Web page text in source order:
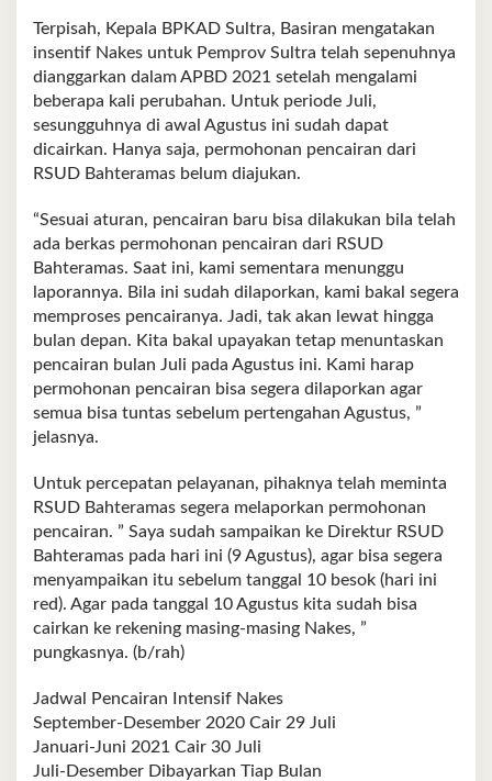
Terpisah, Kepala BPKAD Sultra, Basiran mengatakan
insentif Nakes untuk Pemprov Sultra telah sepenuhnya
dianggarkan dalam APBD 2021 setelah mengalami
beberapa kali perubahan. Untuk periode Juli,
sesungguhnya di awal Agustus ini sudah dapat
dicairkan. Hanya saja, permohonan pencairan dari
RSUD Bahteramas belum diajukan.
“Sesuai aturan, pencairan baru bisa dilakukan bila telah
ada berkas permohonan pencairan dari RSUD
Bahteramas. Saat ini, kami sementara menunggu
laporannya. Bila ini sudah dilaporkan, kami bakal segera
memproses pencairanya. Jadi, tak akan lewat hingga
bulan depan. Kita bakal upayakan tetap menuntaskan
pencairan bulan Juli pada Agustus ini. Kami harap
permohonan pencairan bisa segera dilaporkan agar
semua bisa tuntas sebelum pertengahan Agustus, ”
jelasnya.
Untuk percepatan pelayanan, pihaknya telah meminta
RSUD Bahteramas segera melaporkan permohonan
pencairan. ” Saya sudah sampaikan ke Direktur RSUD
Bahteramas pada hari ini (9 Agustus), agar bisa segera
menyampaikan itu sebelum tanggal 10 besok (hari ini
red). Agar pada tanggal 10 Agustus kita sudah bisa
cairkan ke rekening masing-masing Nakes, ”
pungkasnya. (b/rah)
Jadwal Pencairan Intensif Nakes
September-Desember 2020 Cair 29 Juli
Januari-Juni 2021 Cair 30 Juli
Juli-Desember Dibayarkan Tiap Bulan